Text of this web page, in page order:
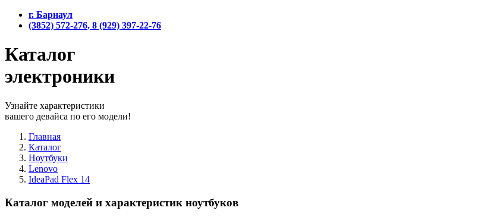
г. Барнаул
(3852) 572-276, 8 (929) 397-22-76
Каталог
электроники
Узнайте характеристики
вашего девайса по его модели!
Главная
Каталог
Ноутбуки
Lenovo
IdeaPad Flex 14
Каталог моделей и характеристик ноутбуков